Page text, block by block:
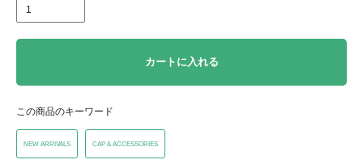
カートに入れる
この商品のキーワード
NEW ARRIVALS CAP & ACCESSORIES